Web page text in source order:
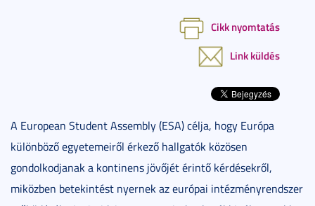
Cikk nyomtatás
Link küldés
A European Student Assembly (ESA) célja, hogy Európa
különböző egyetemeiről érkező hallgatók közösen
gondolkodjanak a kontinens jövőjét érintő kérdésekről,
miközben betekintést nyernek az európai intézményrendszer